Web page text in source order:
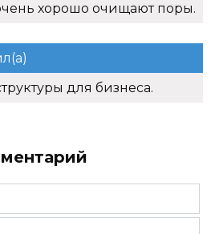
хорошо очищают поры.
для бизнеса.